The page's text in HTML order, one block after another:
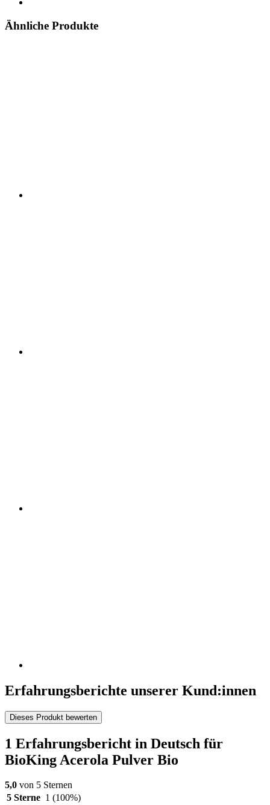
Ähnliche Produkte
Erfahrungsberichte unserer Kund:innen
Dieses Produkt bewerten
1 Erfahrungsbericht in Deutsch für
BioKing Acerola Pulver Bio
5,0 von 5 Sternen
5 Sterne 1 (100%)